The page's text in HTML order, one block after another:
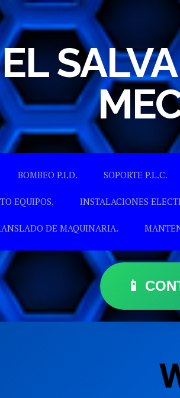
EL
BOMBEO P.I.D. SOPORTE P.L.C.
EQUIPOS. INSTALACIONES
DE MAQUINARIA.
📱